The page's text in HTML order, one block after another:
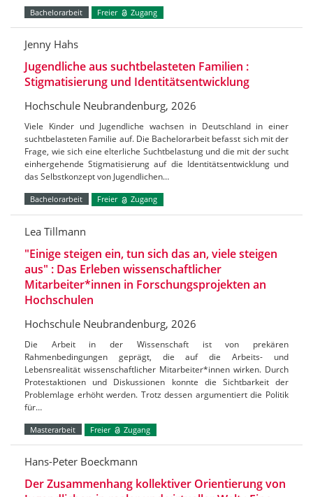
Bachelorarbeit Freier Zugang
Jenny Hahs
Jugendliche aus suchtbelasteten Familien :
Stigmatisierung und Identitätsentwicklung
Hochschule Neubrandenburg, 2026
Viele Kinder und Jugendliche wachsen in Deutschland in einer
suchtbelasteten Familie auf. Die Bachelorarbeit befasst sich mit der
Frage, wie sich eine elterliche Suchtbelastung und die mit der sucht
einhergehende Stigmatisierung auf die Identitätsentwicklung und
das Selbstkonzept von Jugendlichen…
Bachelorarbeit Freier Zugang
Lea Tillmann
"Einige steigen ein, tun sich das an, viele steigen
aus" : Das Erleben wissenschaftlicher
Mitarbeiter*innen in Forschungsprojekten an
Hochschulen
Hochschule Neubrandenburg, 2026
Die Arbeit in der Wissenschaft ist von prekären
Rahmenbedingungen geprägt, die auf die Arbeits- und
Lebensrealität wissenschaftlicher Mitarbeiter*innen wirken. Durch
Protestaktionen und Diskussionen konnte die Sichtbarkeit der
Problemlage erhöht werden. Trotz dessen argumentiert die Politik
für…
Masterarbeit Freier Zugang
Hans-Peter Boeckmann
Der Zusammenhang kollektiver Orientierung von